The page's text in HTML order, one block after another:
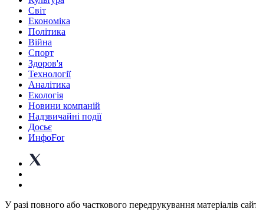
Світ
Економіка
Політика
Війна
Спорт
Здоров'я
Технології
Аналітика
Екологія
Новини компаній
Надзвичайні події
Досьє
ИнфоFor
У разі повного або часткового передрукування матеріалів